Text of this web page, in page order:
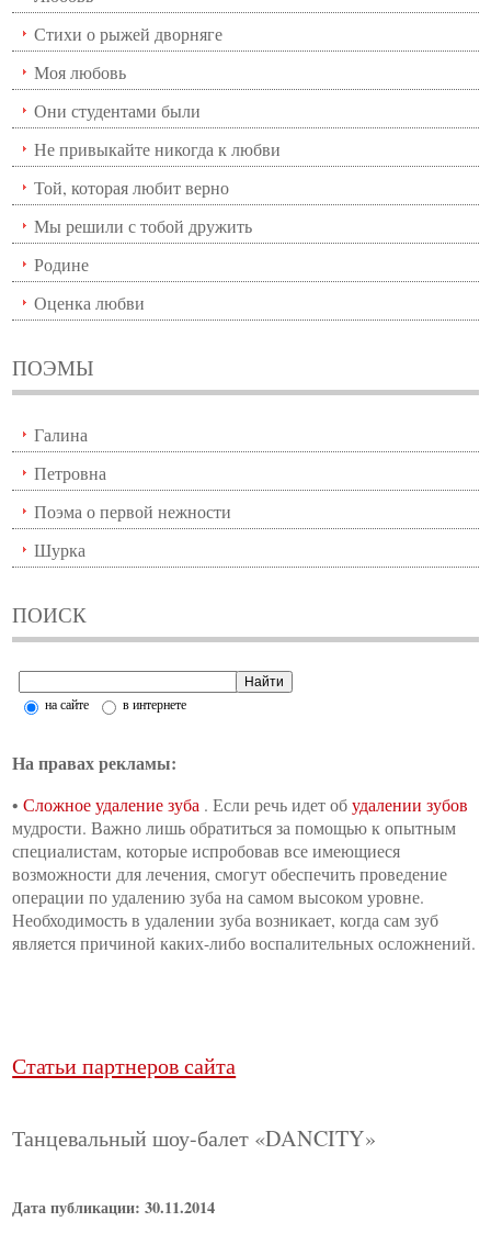
Стихи о рыжей дворняге
Моя любовь
Они студентами были
Не привыкайте никогда к любви
Той, которая любит верно
Мы решили с тобой дружить
Родине
Оценка любви
ПОЭМЫ
Галина
Петровна
Поэма о первой нежности
Шурка
ПОИСК
на сайте в интернете
На правах рекламы:
•Сложное удаление зуба . Если речь идет обудалении зубов
мудрости. Важно лишь обратиться за помощью к опытным
специалистам, которые испробовав все имеющиеся
возможности для лечения, смогут обеспечить проведение
операции по удалению зуба на самом высоком уровне.
Необходимость в удалении зуба возникает, когда сам зуб
является причиной каких-либо воспалительных осложнений.
Статьи партнеров сайта
Танцевальный шоу-балет «DANCITY»
Дата публикации: 30.11.2014